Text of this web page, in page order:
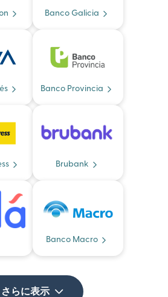
Banco Galicia
Banco Provincia
Brubank
Banco Macro
さらに表示